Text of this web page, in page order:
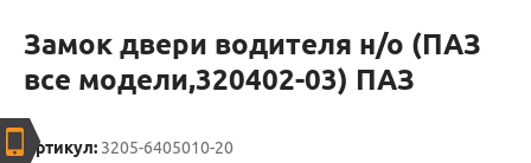
Замок двери водителя н/о (ПАЗ
все модели,320402-03) ПАЗ
Артикул: 3205-6405010-20
ОПЛАТА И ДОСТАВКА